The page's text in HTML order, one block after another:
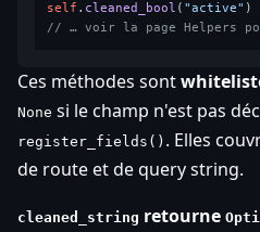
self . cleaned_bool ( "active"
// … voir la page Helpers
Ces méthodes sont
None si le champ n'est pas
register_fields() . Elles
de route et de query string.
cleaned_string retourne